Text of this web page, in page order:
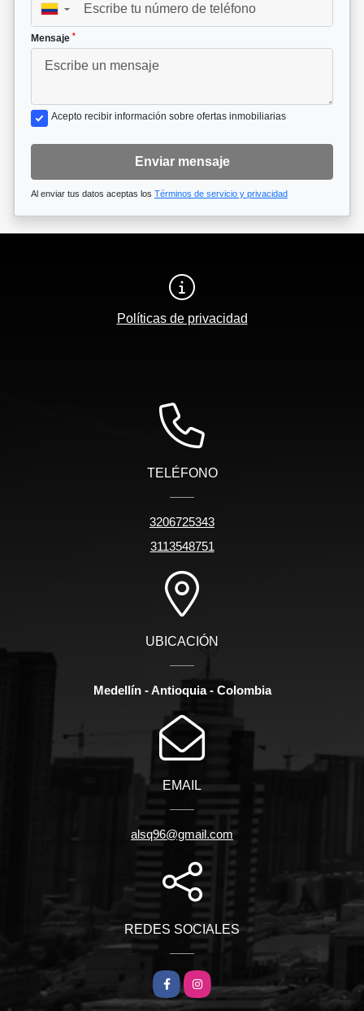
▼
Mensaje *
Acepto recibir información sobre ofertas inmobiliarias
Enviar mensaje
Al enviar tus datos aceptas los Términos de servicio y privacidad
Políticas de privacidad
TELÉFONO
3206725343
3113548751
UBICACIÓN
Medellín - Antioquia - Colombia
EMAIL
alsq96@gmail.com
REDES SOCIALES
Facebook
Instagram